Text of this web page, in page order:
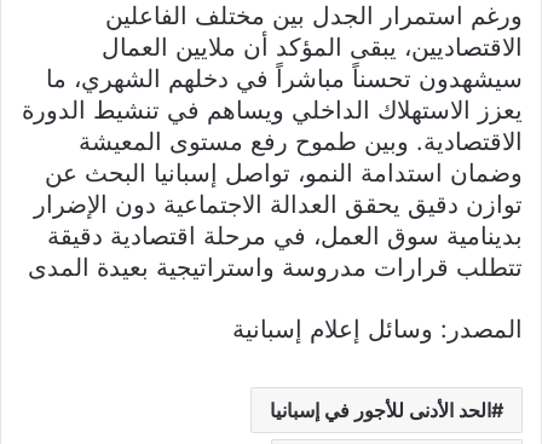
ورغم استمرار الجدل بين مختلف الفاعلين
الاقتصاديين، يبقى المؤكد أن ملايين العمال
سيشهدون تحسناً مباشراً في دخلهم الشهري، ما
يعزز الاستهلاك الداخلي ويساهم في تنشيط الدورة
الاقتصادية. وبين طموح رفع مستوى المعيشة
وضمان استدامة النمو، تواصل إسبانيا البحث عن
توازن دقيق يحقق العدالة الاجتماعية دون الإضرار
بدينامية سوق العمل، في مرحلة اقتصادية دقيقة
تتطلب قرارات مدروسة واستراتيجية بعيدة المدى
المصدر: وسائل إعلام إسبانية
الحد الأدنى للأجور في إسبانيا